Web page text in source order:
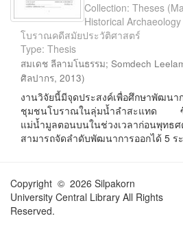
Collection: Theses
Historical
โบราณคดีสมัยประวัติศาสตร์
Type: Thesis
สมเดช ลีลามโนธรรม; Somdech
ศิลปากร, 2013)
งานวิจัยนี้มีจุดประสงค์เพื่อศึกษาพัฒน
ชุมชนโบราณในลุ่มน้ำลำสะแทด ซึ่
แม่น้ำมูลตอนบนในช่วงเวลาก่อนพุทธ
สามารถจัดลำดับพัฒนาการออกได้ 5 ร
Copyright © 2026 Silpakorn
University Central Library All Rights
Reserved.